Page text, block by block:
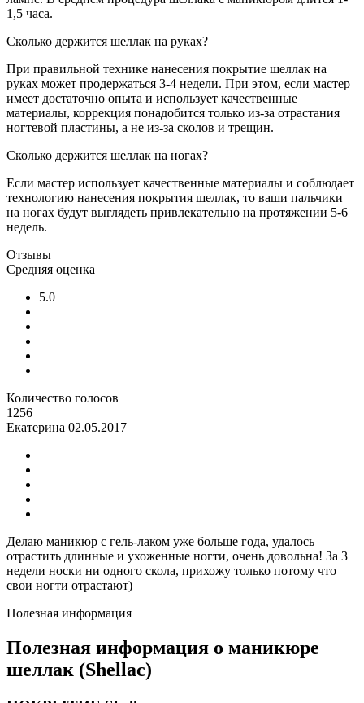
1,5 часа.
Сколько держится шеллак на руках?
При правильной технике нанесения покрытие шеллак на
руках может продержаться 3-4 недели. При этом, если мастер
имеет достаточно опыта и использует качественные
материалы, коррекция понадобится только из-за отрастания
ногтевой пластины, а не из-за сколов и трещин.
Сколько держится шеллак на ногах?
Если мастер использует качественные материалы и соблюдает
технологию нанесения покрытия шеллак, то ваши пальчики
на ногах будут выглядеть привлекательно на протяжении 5-6
недель.
Отзывы
Средняя оценка
5.0
Количество голосов
1256
Екатерина 02.05.2017
Делаю маникюр с гель-лаком уже больше года, удалось
отрастить длинные и ухоженные ногти, очень довольна! За 3
недели носки ни одного скола, прихожу только потому что
свои ногти отрастают)
Полезная информация
Полезная информация о маникюре
шеллак (Shellac)